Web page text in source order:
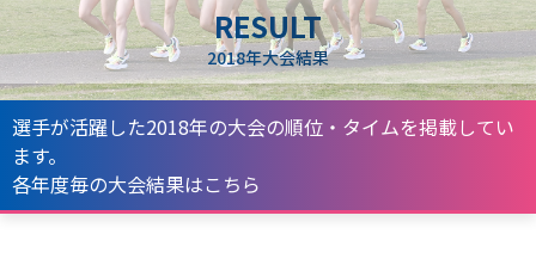
2018年大会結果
RESULT
選手が活躍した2018年の大会の順位・タイムを掲載してい
ます。
各年度毎の大会結果はこちら